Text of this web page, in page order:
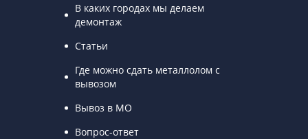
В каких городах мы делаем
демонтаж
Статьи
Где можно сдать металлолом с
вывозом
Вывоз в МО
Вопрос-ответ